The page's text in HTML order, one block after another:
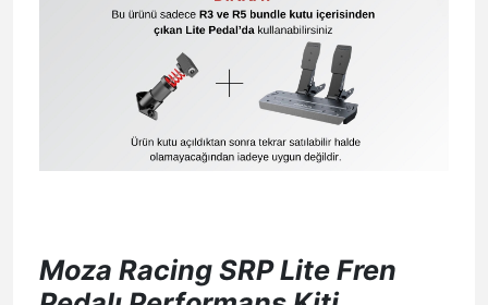
Moza Racing SRP Lite Fren